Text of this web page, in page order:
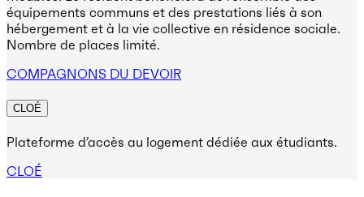
équipements communs et des prestations liés à son
hébergement et à la vie collective en résidence sociale.
Nombre de places limité.
COMPAGNONS DU DEVOIR
CLOÉ
Plateforme d’accès au logement dédiée aux étudiants.
CLOÉ